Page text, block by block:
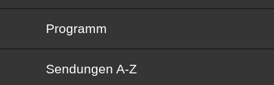
Programm
Sendungen von A bis Z
Sendungen A-Z